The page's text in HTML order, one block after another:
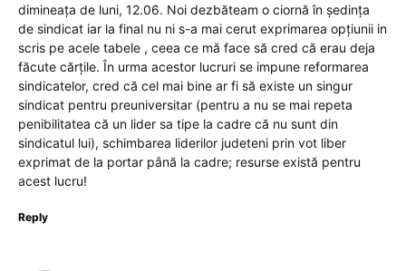
dimineața de luni, 12.06. Noi dezbăteam o ciornă în ședința
de sindicat iar la final nu ni s-a mai cerut exprimarea opțiunii in
scris pe acele tabele , ceea ce mă face să cred că erau deja
făcute cărțile. În urma acestor lucruri se impune reformarea
sindicatelor, cred că cel mai bine ar fi să existe un singur
sindicat pentru preuniversitar (pentru a nu se mai repeta
penibilitatea că un lider sa tipe la cadre că nu sunt din
sindicatul lui), schimbarea liderilor judeteni prin vot liber
exprimat de la portar până la cadre; resurse există pentru
acest lucru!
Reply